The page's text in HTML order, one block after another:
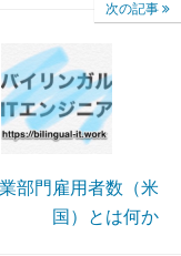
次の記事
部門雇用者数（米
国）とは何か